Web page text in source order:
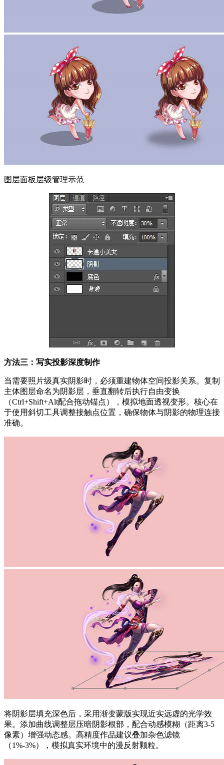
图层面板层级管理示范
方法三：写实投影深度制作
当需要照片级真实阴影时，必须重建物体空间投影关系。复制
主体图层命名为阴影层，垂直翻转后执行自由变换
（Ctrl+Shift+Alt配合拖动锚点），模拟地面透视变形。核心在
于使用斜切工具调整接触点位置，确保物体与阴影的物理连接
准确。
将阴影层填充深色后，采用渐变蒙版实现近实远虚的光学效
果。添加曲线调整层压暗阴影根部，配合动感模糊（距离3-5
像素）增强动态感。高精度作品建议叠加杂色滤镜
（1%-3%），模拟真实环境中的漫反射颗粒。